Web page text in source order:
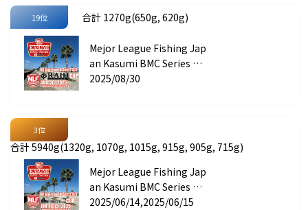
19位 合計 1270g(650g, 620g)
Mejor League Fishing Jap
an Kasumi BMC Series ST
AGE 4 RAID JAPAN CUP
2025/08/30
3位
合計 5940g(1320g, 1070g, 1015g, 915g, 905g, 715g)
Mejor League Fishing Jap
an Kasumi BMC Series ST
AGE 3 HIDEUP CUP
2025/06/14,2025/06/15